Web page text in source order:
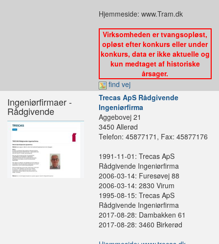
Hjemmeside: www.Tram.dk
Virksomheden er tvangsopløst,
opløst efter konkurs eller under
konkurs, data er ikke aktuelle og
kun medtaget af historiske
årsager.
find vej
Ingeniørfirmaer -
Rådgivende
Trecas ApS Rådgivende
Ingeniørfirma
Aggebovej 21
3450 Allerød
Telefon: 45877171, Fax: 45877176
1991-11-01: Trecas ApS
Rådgivende Ingeniørfirma
2006-03-14: Furesøvej 88
2006-03-14: 2830 Virum
1995-08-15: Trecas ApS
Rådgivende Ingeniørfirma
2017-08-28: Dambakken 61
2017-08-28: 3460 Birkerød